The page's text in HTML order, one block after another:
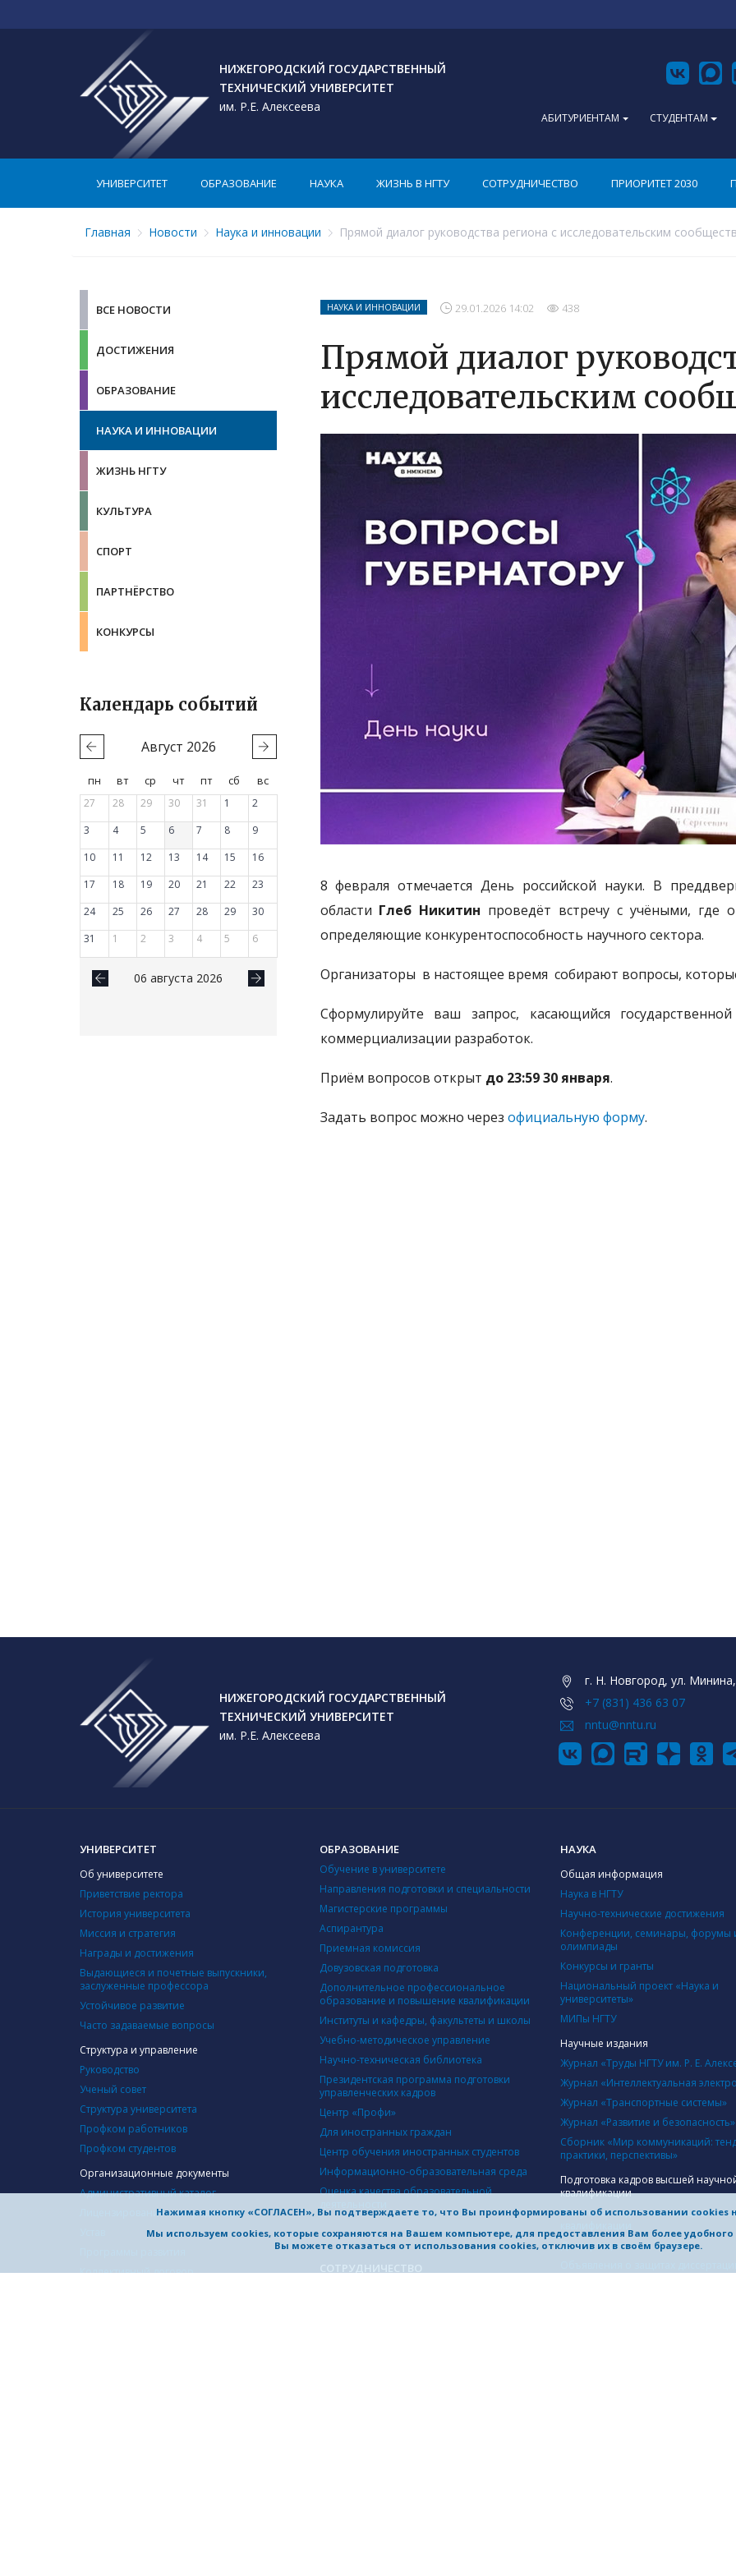
Нажимая кнопку «СОГЛАСЕН», Вы подтверждаете то, что Вы проинформированы об использовании cookies
Мы используем cookies, которые сохраняются на Вашем компьютере, для предоставления Вам более
Вы можете отказаться от использования cookies, отключив их в своём браузере.
НИЖЕГОРОДСКИЙ ГОСУДАРСТВЕННЫЙ
ТЕХНИЧЕСКИЙ УНИВЕРСИТЕТ
им. Р.Е. Алексеева
АБИТУРИЕНТАМ СТУДЕНТАМ
УНИВЕРСИТЕТ ОБРАЗОВАНИЕ НАУКА ЖИЗНЬ В НГТУ СОТРУДНИЧЕСТВО ПРИОРИТЕТ 2030
Главная Новости Наука и инновации Прямой диалог руководства региона с исследовательским
ВСЕ НОВОСТИ
ДОСТИЖЕНИЯ
ОБРАЗОВАНИЕ
НАУКА И ИННОВАЦИИ
ЖИЗНЬ НГТУ
КУЛЬТУРА
СПОРТ
ПАРТНЁРСТВО
КОНКУРСЫ
Календарь событий
Август 2026
пн вт ср чт пт сб
вс
27
28 29 30 31 1
2
3
4 5 6 7 8
9
10
11 12 13 14 15
16
17
18 19 20 21 22
23
24
25 26 27 28 29
30
31
1 2 3 4 5 6
06 августа 2026
НАУКА И ИННОВАЦИИ 29.01.2026 14:02 438
Прямой диалог
исследовательским
8 февраля отмечается День российской науки. В
области Глеб Никитин проведёт встречу с учёными, где
определяющие конкурентоспособность научного сектора.
Организаторы в настоящее время собирают вопросы,
Сформулируйте ваш запрос, касающийся
коммерциализации разработок.
Приём вопросов открыт до 23:59 30 января.
Задать вопрос можно через официальную форму.
НИЖЕГОРОДСКИЙ ГОСУДАРСТВЕННЫЙ
ТЕХНИЧЕСКИЙ УНИВЕРСИТЕТ
им. Р.Е. Алексеева
г. Н. Новгород, ул.
+7 (831) 436 63 07
nntu@nntu.ru
УНИВЕРСИТЕТ
Об университете
Приветствие ректора
История университета
Миссия и стратегия
Награды и достижения
Выдающиеся и почетные выпускники,
заслуженные профессора
Устойчивое развитие
Часто задаваемые вопросы
Структура и управление
Руководство
Ученый совет
Структура университета
Профком работников
Профком студентов
Организационные документы
Административный каталог
Лицензирование и аккредитация
Коллективный договор
ОБРАЗОВАНИЕ
Обучение в университете
Направления подготовки и специальности
Магистерские программы
Аспирантура
Приемная комиссия
Довузовская подготовка
Дополнительное профессиональное
образование и повышение квалификации
Институты и кафедры, факультеты и школы
Учебно-методическое управление
Научно-техническая библиотека
Президентская программа подготовки
управленческих кадров
Центр «Профи»
Для иностранных граждан
Центр обучения иностранных студентов
Информационно-образовательная среда
Оценка качества образовательной
НАУКА
Общая информация
Наука в НГТУ
Научно-технические достижения
Конференции, семинары, форумы
олимпиады
Конкурсы и гранты
Национальный проект «Наука и
университеты»
МИПы НГТУ
Научные издания
Журнал «Труды НГТУ им. Р. Е.
Журнал «Интеллектуальная
Журнал «Транспортные системы»
Журнал «Развитие и безопасность»
Сборник «Мир коммуникаций:
практики, перспективы»
Подготовка кадров высшей
квалификации
Факультет подготовки
Диссертационные советы
СОТРУДНИЧЕСТВО